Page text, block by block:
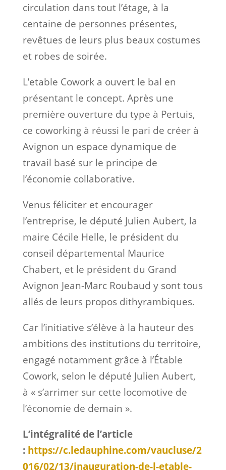
circulation dans tout l’étage, à la
centaine de personnes présentes,
revêtues de leurs plus beaux costumes
et robes de soirée.
L’etable Cowork a ouvert le bal en
présentant le concept. Après une
première ouverture du type à Pertuis,
ce coworking à réussi le pari de créer à
Avignon un espace dynamique de
travail basé sur le principe de
l’économie collaborative.
Venus féliciter et encourager
l’entreprise, le député Julien Aubert, la
maire Cécile Helle, le président du
conseil départemental Maurice
Chabert, et le président du Grand
Avignon Jean-Marc Roubaud y sont tous
allés de leurs propos dithyrambiques.
Car l’initiative s’élève à la hauteur des
ambitions des institutions du territoire,
engagé notamment grâce à l’Étable
Cowork, selon le député Julien Aubert,
à « s’arrimer sur cette locomotive de
l’économie de demain ».
L’intégralité de l’article
: https://c.ledauphine.com/vaucluse/2
016/02/13/inauguration-de-l-etable-